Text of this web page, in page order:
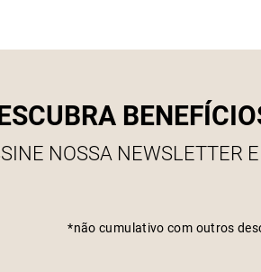
NOSSA NEWSLETTER
*não cumulativo com outros